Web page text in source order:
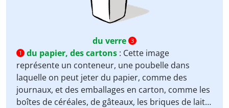
du verre 3
1
du papier, des cartons : Cette image
représente un conteneur, une poubelle dans
laquelle on peut jeter du papier, comme des
journaux, et des emballages en carton, comme les
boîtes de céréales, de gâteaux, les briques de lait…